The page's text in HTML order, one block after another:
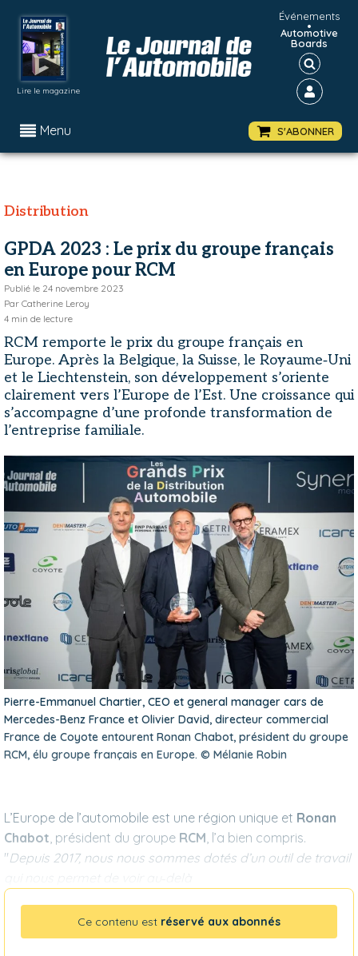
Lire le magazine
Événements
•
Automotive
Boards
Menu S'ABONNER
Distribution
GPDA 2023 : Le prix du groupe français
en Europe pour RCM
Publié le 24 novembre 2023
Par Catherine Leroy
4 min de lecture
RCM remporte le prix du groupe français en
Europe. Après la Belgique, la Suisse, le Royaume‑Uni
et le Liechtenstein, son développement s’oriente
clairement vers l’Europe de l’Est. Une croissance qui
s’accompagne d’une profonde transformation de
l’entreprise familiale.
Pierre-Emmanuel Chartier, CEO et general manager cars de
Mercedes-Benz France et Olivier David, directeur commercial
France de Coyote entourent Ronan Chabot, président du groupe
RCM, élu groupe français en Europe. © Mélanie Robin
L’Europe de l’automobile est une région unique et Ronan
Chabot , président du groupe RCM , l’a bien compris.
"Depuis 2017, nous nous sommes dotés d’un outil de travail
Ce contenu est réservé aux abonnés